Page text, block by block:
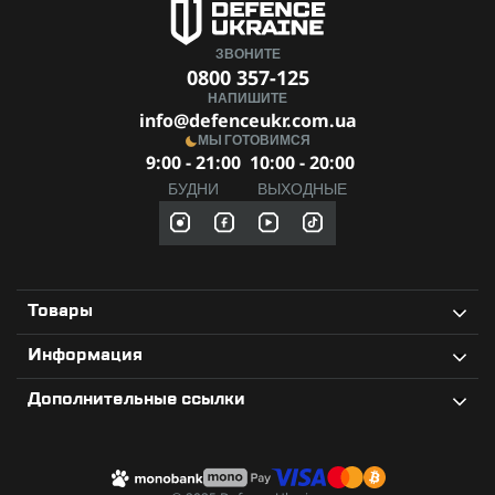
Рукоять: накладки из G10
Длина ножа: 160 мм (в открытом виде), 95 мм (в
Толщина обуха: 3,4 мм
Вес: 84 г (включая клипсу)
Выберите Ganzo Firebird FH924-BK — и пусть у вас всегда
под рукой будет верный помощник для решения любых
ЗВОНИТЕ
0800 357-125
НАПИШИТЕ
info@defenceukr.com.ua
МЫ ГОТОВИМСЯ
9:00 - 21:00
БУДНИ
10:00 - 20:00
ВЫХОДНЫЕ
Товары
Информация
Дополнительные ссылки